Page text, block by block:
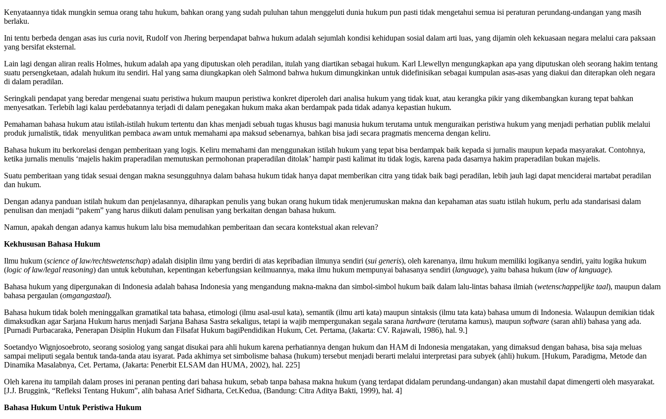
Kenyataannya tidak mungkin semua orang tahu hukum, bahkan orang yang sudah puluhan tahun menggeluti dunia hukum pun pasti tidak mengetahui semua isi peraturan perundang-undangan yang masih
berlaku.
Ini tentu berbeda dengan asas ius curia novit, Rudolf von Jhering berpendapat bahwa hukum adalah sejumlah kondisi kehidupan sosial dalam arti luas, yang dijamin oleh kekuasaan negara melalui cara paksaan
yang bersifat eksternal.
Lain lagi dengan aliran realis Holmes, hukum adalah apa yang diputuskan oleh peradilan, itulah yang diartikan sebagai hukum. Karl Llewellyn mengungkapkan apa yang diputuskan oleh seorang hakim tentang
suatu persengketaan, adalah hukum itu sendiri. Hal yang sama diungkapkan oleh Salmond bahwa hukum dimungkinkan untuk didefinisikan sebagai kumpulan asas-asas yang diakui dan diterapkan oleh negara
di dalam peradilan.
Seringkali pendapat yang beredar mengenai suatu peristiwa hukum maupun peristiwa konkret diperoleh dari analisa hukum yang tidak kuat, atau kerangka pikir yang dikembangkan kurang tepat bahkan
menyesatkan. Terlebih lagi kalau perdebatannya terjadi di dalam penegakan hukum maka akan berdampak pada tidak adanya kepastian hukum.
Pemahaman bahasa hukum atau istilah-istilah hukum tertentu dan khas menjadi sebuah tugas khusus bagi manusia hukum terutama untuk menguraikan peristiwa hukum yang menjadi perhatian publik melalui
produk jurnalistik, tidak menyulitkan pembaca awam untuk memahami apa maksud sebenarnya, bahkan bisa jadi secara pragmatis mencerna dengan keliru.
Bahasa hukum itu berkorelasi dengan pemberitaan yang logis. Keliru memahami dan menggunakan istilah hukum yang tepat bisa berdampak baik kepada si jurnalis maupun kepada masyarakat. Contohnya,
ketika jurnalis menulis ‘majelis hakim praperadilan memutuskan permohonan praperadilan ditolak’ hampir pasti kalimat itu tidak logis, karena pada dasarnya hakim praperadilan bukan majelis.
Suatu pemberitaan yang tidak sesuai dengan makna sesungguhnya dalam bahasa hukum tidak hanya dapat memberikan citra yang tidak baik bagi peradilan, lebih jauh lagi dapat menciderai martabat peradilan
dan hukum.
Dengan adanya panduan istilah hukum dan penjelasannya, diharapkan penulis yang bukan orang hukum tidak menjerumuskan makna dan kepahaman atas suatu istilah hukum, perlu ada standarisasi dalam
penulisan dan menjadi “pakem” yang harus diikuti dalam penulisan yang berkaitan dengan bahasa hukum.
Namun, apakah dengan adanya kamus hukum lalu bisa memudahkan pemberitaan dan secara kontekstual akan relevan?
Kekhususan Bahasa Hukum
Ilmu hukum (science of law/rechtswetenschap) adalah disiplin ilmu yang berdiri di atas kepribadian ilmunya sendiri (sui generis), oleh karenanya, ilmu hukum memiliki logikanya sendiri, yaitu logika hukum
(logic of law/legal reasoning) dan untuk kebutuhan, kepentingan keberfungsian keilmuannya, maka ilmu hukum mempunyai bahasanya sendiri (language), yaitu bahasa hukum (law of language).
Bahasa hukum yang dipergunakan di Indonesia adalah bahasa Indonesia yang mengandung makna-makna dan simbol-simbol hukum baik dalam lalu-lintas bahasa ilmiah (wetenschappelijke taal), maupun dalam
bahasa pergaulan (omgangastaal).
Bahasa hukum tidak boleh meninggalkan gramatikal tata bahasa, etimologi (ilmu asal-usul kata), semantik (ilmu arti kata) maupun sintaksis (ilmu tata kata) bahasa umum di Indonesia. Walaupun demikian tidak
dimaksudkan agar Sarjana Hukum harus menjadi Sarjana Bahasa Sastra sekaligus, tetapi ia wajib mempergunakan segala sarana hardware (terutama kamus), maupun software (saran ahli) bahasa yang ada.
[Purnadi Purbacaraka, Penerapan Disiplin Hukum dan Filsafat Hukum bagiPendidikan Hukum, Cet. Pertama, (Jakarta: CV. Rajawali, 1986), hal. 9.]
Soetandyo Wignjosoebroto, seorang sosiolog yang sangat disukai para ahli hukum karena perhatiannya dengan hukum dan HAM di Indonesia mengatakan, yang dimaksud dengan bahasa, bisa saja meluas
sampai meliputi segala bentuk tanda-tanda atau isyarat. Pada akhimya set simbolisme bahasa (hukum) tersebut menjadi berarti melalui interpretasi para subyek (ahli) hukum. [Hukum, Paradigma, Metode dan
Dinamika Masalabnya, Cet. Pertama, (Jakarta: Penerbit ELSAM dan HUMA, 2002), hal. 225]
Oleh karena itu tampilah dalam proses ini peranan penting dari bahasa hukum, sebab tanpa bahasa makna hukum (yang terdapat didalam perundang-undangan) akan mustahil dapat dimengerti oleh masyarakat.
[J.J. Bruggink, “Refleksi Tentang Hukum”, alih bahasa Arief Sidharta, Cet.Kedua, (Bandung: Citra Aditya Bakti, 1999), hal. 4]
Bahasa Hukum Untuk Peristiwa Hukum